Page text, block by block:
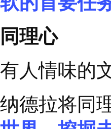
德拉为微
在他初任
亿美元一
件双双陷